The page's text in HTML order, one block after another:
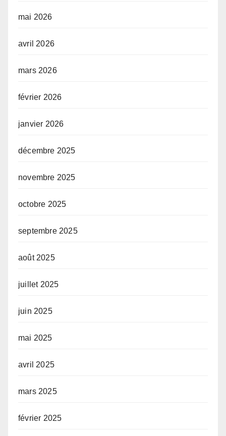
mai 2026
avril 2026
mars 2026
février 2026
janvier 2026
décembre 2025
novembre 2025
octobre 2025
septembre 2025
août 2025
juillet 2025
juin 2025
mai 2025
avril 2025
mars 2025
février 2025